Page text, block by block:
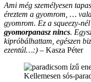
Ami még személyesen
éreztem a gyomrom, …
gyomrom. Ez a squeezy-
gyomorpanasz nincs.
kipróbálhattam, egészen
ezentúl…:) – Kasza Péter
Kellemesen sós-